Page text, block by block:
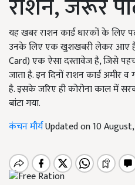
यह खबर राशन कार्ड धारकों के लिए
उनके लिए एक खुशखबरी लेकर आए
Card) एक ऐसा दस्तावेज है, जिसे
जाता है. इन दिनों राशन कार्ड अमीर
है. इसके जरिए ही कोरोना काल में
बांटा गया.
कंचन मौर्यUpdated on 10